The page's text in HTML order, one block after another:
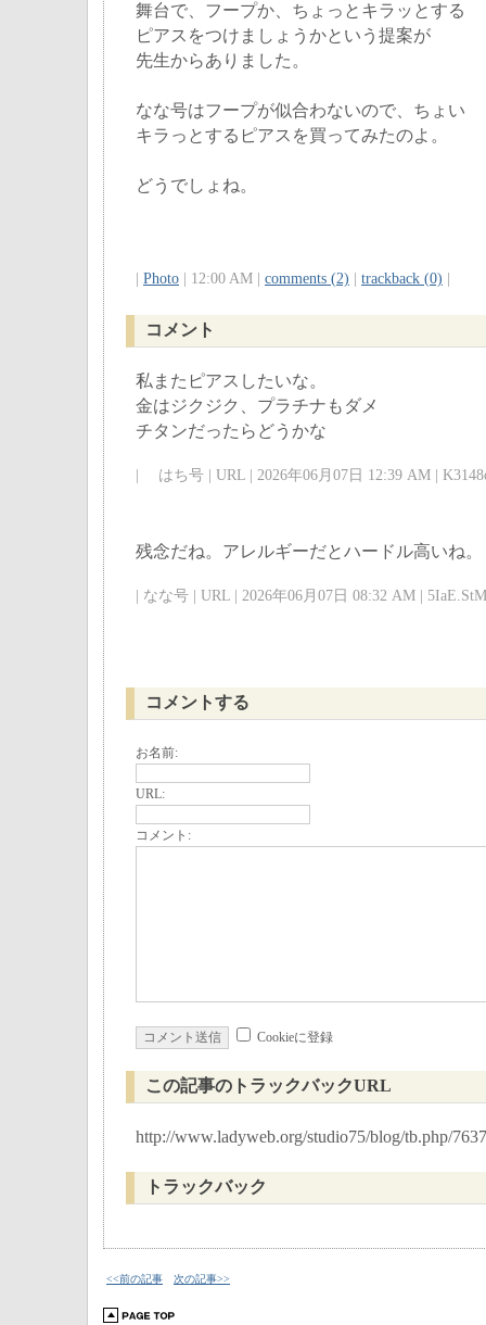
舞台で、フープか、ちょっとキラッとする
ピアスをつけましょうかという提案が
先生からありました。
なな号はフープが似合わないので、ちょい
キラっとするピアスを買ってみたのよ。
どうでしょね。
Photo | 12:00 AM | comments (2) trackback (0)
コメント
私またピアスしたいな。
金はジクジク、プラチナもダメ
チタンだったらどうかな
| はち号 | URL | 2026年06月07日 12:39 AM |
残念だね。アレルギーだとハードル高いね。
| なな号 | URL | 2026年06月07日 08:32 AM |
コメントする
お名前:
URL:
コメント:
Cookieに登録
この記事のトラックバックURL
http://www.ladyweb.org/studio75/blog/tb.php/7637
トラックバック
<<前の記事 次の記事>>